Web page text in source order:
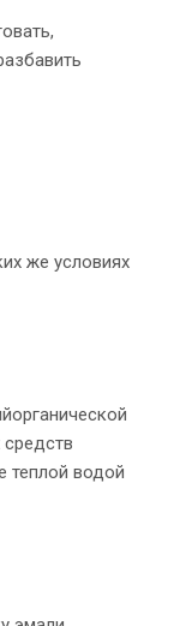
же условиях
теплой водой